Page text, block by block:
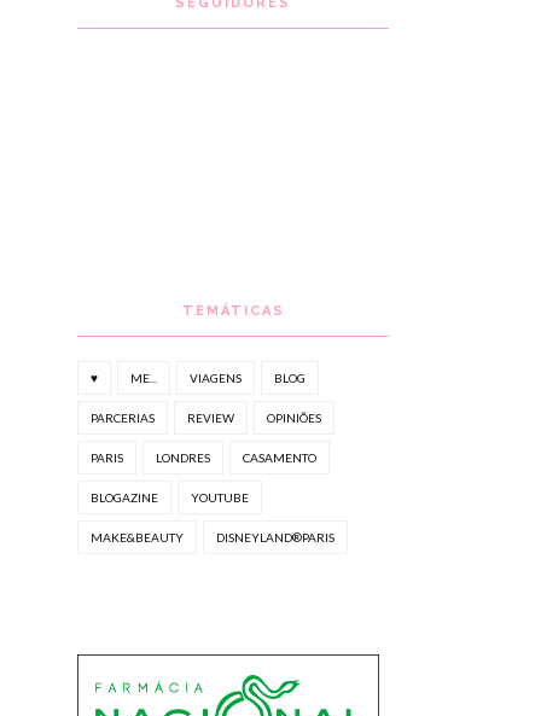
TEMÁTICAS
♥ ME... VIAGENS BLOG
PARCERIAS REVIEW OPINIÕES
PARIS LONDRES CASAMENTO
BLOGAZINE YOUTUBE
MAKE&BEAUTY DISNEYLAND®PARIS